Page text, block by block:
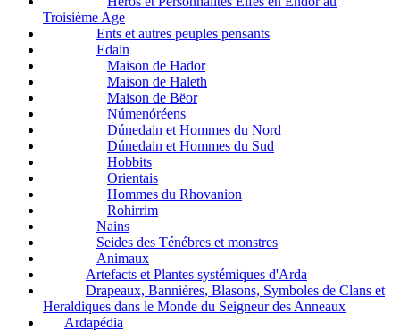
Troisième Age
Ents et autres peuples pensants
Edain
Maison de Hador
Maison de Haleth
Maison de Bëor
Númenóréens
Dúnedain et Hommes du Nord
Dúnedain et Hommes du Sud
Hobbits
Orientais
Hommes du Rhovanion
Rohirrim
Nains
Seides des Ténébres et monstres
Animaux
Artefacts et Plantes systémiques d'Arda
Drapeaux, Bannières, Blasons, Symboles de Clans et
Heraldiques dans le Monde du Seigneur des Anneaux
Ardapédia